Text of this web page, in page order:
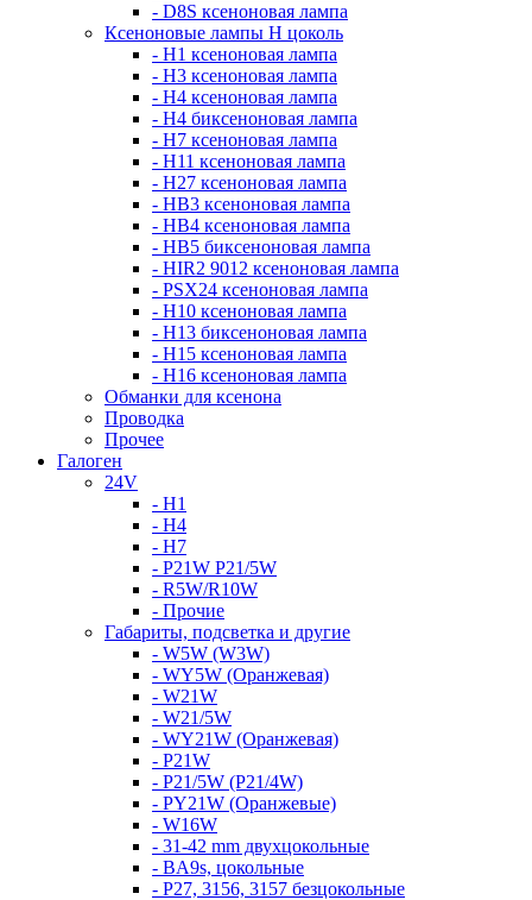
- D8S ксеноновая лампа
Ксеноновые лампы Н цоколь
- H1 ксеноновая лампа
- H3 ксеноновая лампа
- H4 ксеноновая лампа
- H4 биксеноновая лампа
- H7 ксеноновая лампа
- H11 ксеноновая лампа
- H27 ксеноновая лампа
- HB3 ксеноновая лампа
- HB4 ксеноновая лампа
- HB5 биксеноновая лампа
- HIR2 9012 ксеноновая лампа
- PSX24 ксеноновая лампа
- H10 ксеноновая лампа
- H13 биксеноновая лампа
- H15 ксеноновая лампа
- H16 ксеноновая лампа
Обманки для ксенона
Проводка
Прочее
Галоген
24V
- H1
- H4
- H7
- P21W P21/5W
- R5W/R10W
- Прочие
Габариты, подсветка и другие
- W5W (W3W)
- WY5W (Оранжевая)
- W21W
- W21/5W
- WY21W (Оранжевая)
- P21W
- P21/5W (P21/4W)
- PY21W (Оранжевые)
- W16W
- 31-42 mm двухцокольные
- BA9s, цокольные
- P27, 3156, 3157 безцокольные